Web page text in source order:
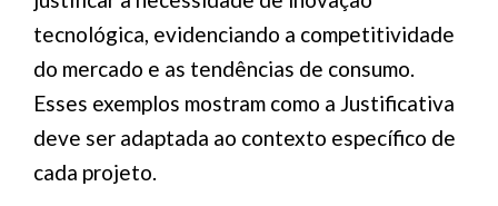
tecnológica, evidenciando a competitividade
do mercado e as tendências de consumo.
Esses exemplos mostram como a Justificativa
deve ser adaptada ao contexto específico de
cada projeto.